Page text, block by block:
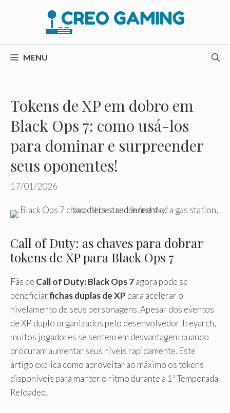
conteúdo
MENU
Tokens de XP em dobro em
Black Ops 7: como usá-los
para dominar e surpreender
seus oponentes!
17/01/2026
Call of Duty: as chaves para dobrar
tokens de XP para Black Ops 7
Fãs de Call of Duty: Black Ops 7agora pode se
beneficiarfichas duplas de XP para acelerar o
nivelamento de seus personagens. Apesar dos eventos
de XP duplo organizados pelo desenvolvedor Treyarch,
muitos jogadores se sentem em desvantagem quando
procuram aumentar seus níveis rapidamente. Este
artigo explica como aproveitar ao máximo os tokens
disponíveis para manter o ritmo durante a 1ª Temporada
Reloaded.